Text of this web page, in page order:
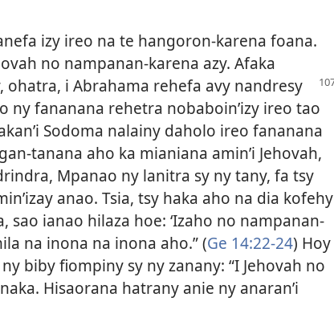
izy ireo na te hangoron-karena foana.
no nampanan-karena azy. Afaka
ohatra, i Abrahama rehefa avy nandresy
ny fananana rehetra nobaboin’izy ireo tao
Sodoma nalainy daholo ireo fananana
tanana aho ka mianiana amin’i Jehovah,
Mpanao ny lanitra sy ny tany, fa tsy
anao. Tsia, tsy haka aho na dia kofehy
sao ianao hilaza hoe: ‘Izaho no nampanan-
na inona na inona aho.” (Ge 14:22-24) Hoy
biby fiompiny sy ny zanany: “I Jehovah no
Hisaorana hatrany anie ny anaran’i